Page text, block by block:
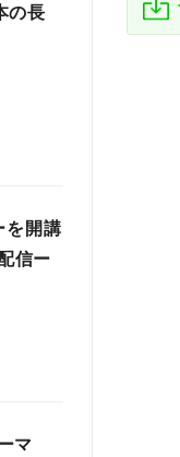
の長
を開講
信ー
マ